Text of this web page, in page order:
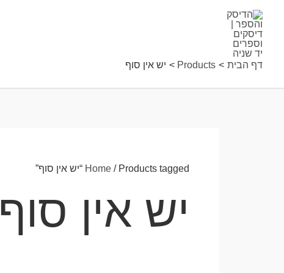
דף הבית Products יש אין סוף
Home / Products tagged “יש אין סוף”
יש אין סוף